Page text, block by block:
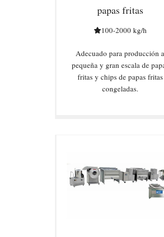
papas fritas
100-2000 kg/h
Adecuado para producción a
pequeña y gran escala de
fritas y chips de papas fritas
congeladas.